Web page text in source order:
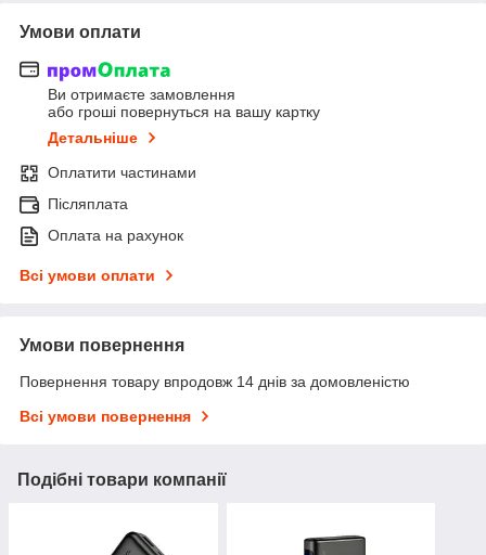
Умови оплати
Ви отримаєте замовлення
або гроші повернуться на вашу картку
Детальніше
Оплатити частинами
Післяплата
Оплата на рахунок
Всі умови оплати
Умови повернення
Повернення товару впродовж 14 днів за домовленістю
Всі умови повернення
Подібні товари компанії